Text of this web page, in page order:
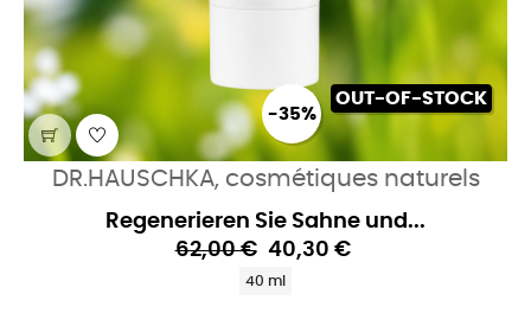
-35%
OUT-OF-STOCK
DR.HAUSCHKA, cosmétiques naturels
Regenerieren Sie Sahne und...
62,00 € 40,30 €
40 ml